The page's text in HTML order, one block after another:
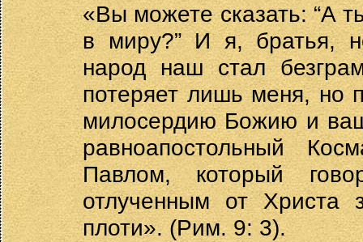
«Вы можете сказать: “А
в миру?” И я, братья,
народ наш стал
потеряет лишь меня, но
милосердию Божию и
равноапостольный
Павлом, который
отлученным от
плоти». (Рим. 9: 3).